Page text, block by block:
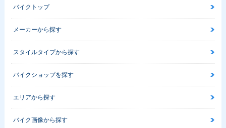
バイクトップ
メーカーから探す
スタイルタイプから探す
バイクショップを探す
エリアから探す
バイク画像から探す